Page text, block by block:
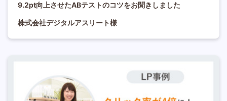
9.2pt向上させたABテストのコツをお聞きしました
株式会社デジタルアスリート様